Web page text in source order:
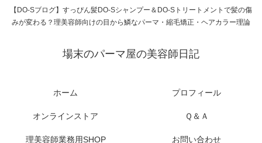
【DO-Sブログ】すっぴん髪DO-Sシャンプー＆DO-Sトリートメントで髪の傷
みが変わる？理美容師向けの目から鱗なパーマ・縮毛矯正・ヘアカラー理論
場末のパーマ屋の美容師日記
ホーム プロフィール
オンラインストア Ｑ＆Ａ
理美容師業務用SHOP お問い合わせ